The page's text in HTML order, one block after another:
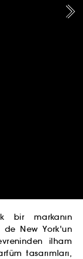
bir markanın
de New York'un
ilham
tasarımları,